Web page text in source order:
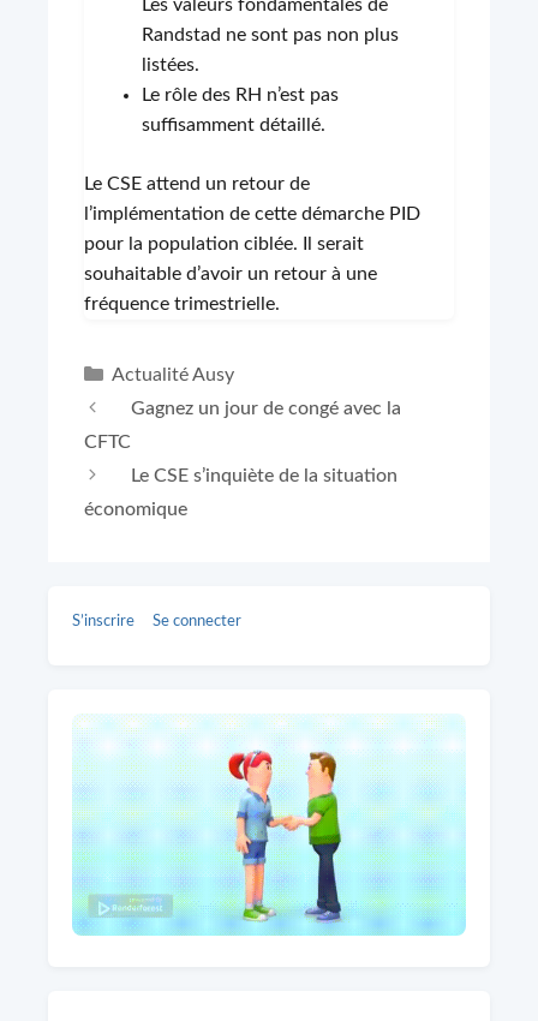
Les valeurs fondamentales de
Randstad ne sont pas non plus
listées.
Le rôle des RH n’est pas
suffisamment détaillé.
Le CSE attend un retour de
l’implémentation de cette démarche PID
pour la population ciblée. Il serait
souhaitable d’avoir un retour à une
fréquence trimestrielle.
Catégories
Actualité Ausy
Gagnez un jour de congé avec la
CFTC
Le CSE s’inquiète de la situation
économique
S’inscrire Se connecter